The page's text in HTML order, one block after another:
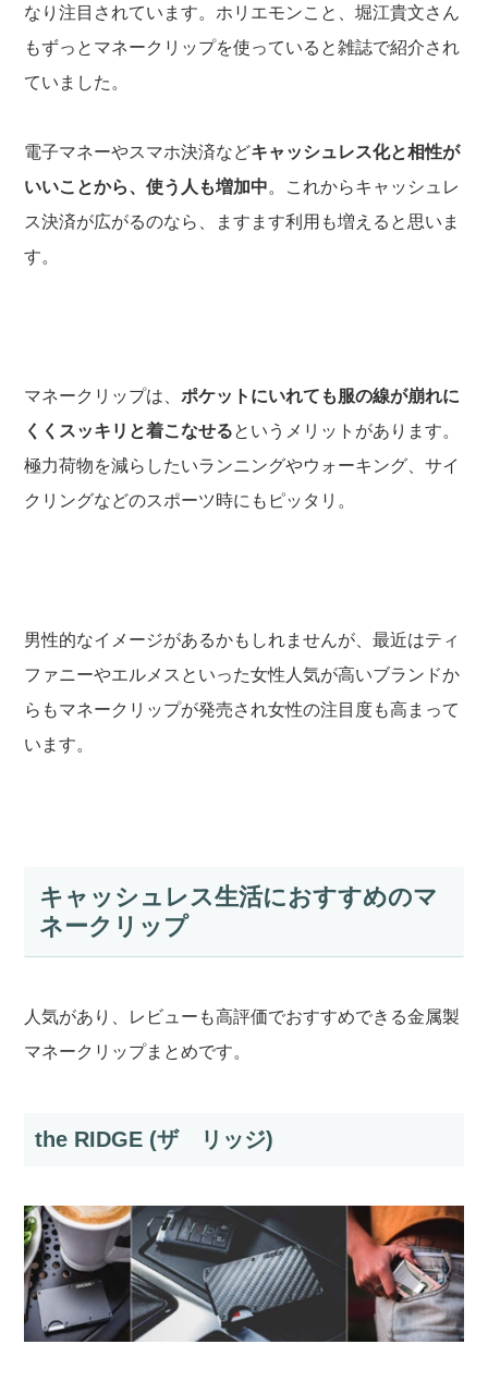
なり注目されています。ホリエモンこと、堀江貴文さん
もずっとマネークリップを使っていると雑誌で紹介され
ていました。
電子マネーやスマホ決済などキャッシュレス化と相性が
いいことから、使う人も増加中。これからキャッシュレ
ス決済が広がるのなら、ますます利用も増えると思いま
す。
マネークリップは、ポケットにいれても服の線が崩れに
くくスッキリと着こなせるというメリットがあります。
極力荷物を減らしたいランニングやウォーキング、サイ
クリングなどのスポーツ時にもピッタリ。
男性的なイメージがあるかもしれませんが、最近はティ
ファニーやエルメスといった女性人気が高いブランドか
らもマネークリップが発売され女性の注目度も高まって
います。
キャッシュレス生活におすすめのマ
ネークリップ
人気があり、レビューも高評価でおすすめできる金属製
マネークリップまとめです。
the RIDGE (ザ リッジ)